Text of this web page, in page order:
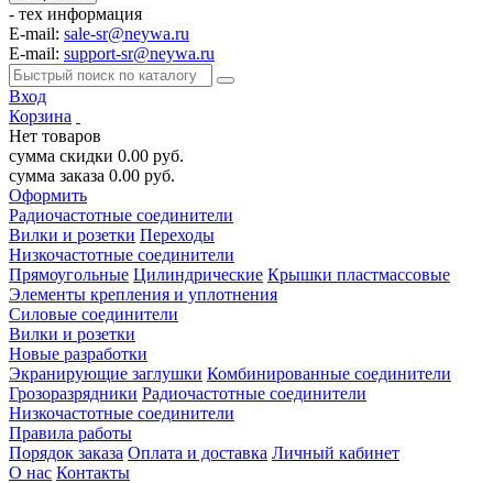
- тех информация
E-mail: sale-sr@neywa.ru
E-mail: support-sr@neywa.ru
Вход
Корзина
Нет товаров
сумма скидки 0.00 руб.
сумма заказа 0.00 руб.
Оформить
Радиочастотные соединители
Вилки и розетки Переходы
Низкочастотные соединители
Прямоугольные Цилиндрические Крышки пластмассовые
Элементы крепления и уплотнения
Силовые соединители
Вилки и розетки
Новые разработки
Экранирующие заглушки Комбинированные соединители
Грозоразрядники Радиочастотные соединители
Низкочастотные соединители
Правила работы
Порядок заказа Оплата и доставка Личный кабинет
О нас Контакты